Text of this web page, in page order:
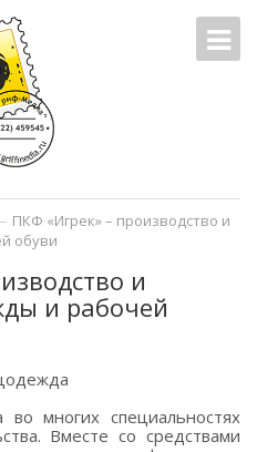
ПКФ «Игрек» – производство и
обуви
и
и рабочей
многих специальностях
Вместе со средствами